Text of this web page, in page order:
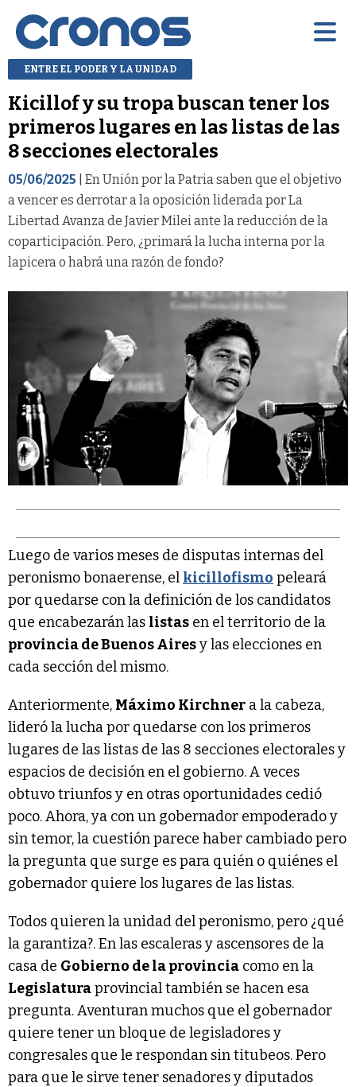
ENTRE EL PODER Y LA UNIDAD
Kicillof y su tropa buscan tener los
primeros lugares en las listas de las
8 secciones electorales
05/06/2025 | En Unión por la Patria saben que el objetivo
a vencer es derrotar a la oposición liderada por La
Libertad Avanza de Javier Milei ante la reducción de la
coparticipación. Pero, ¿primará la lucha interna por la
lapicera o habrá una razón de fondo?
Luego de varios meses de disputas internas del
peronismo bonaerense, el kicillofismo peleará
por quedarse con la definición de los candidatos
que encabezarán las listas en el territorio de la
provincia de Buenos Airesy las elecciones en
cada sección del mismo.
Anteriormente, Máximo Kirchner a la cabeza,
lideró la lucha por quedarse con los primeros
lugares de las listas de las 8 secciones electorales y
espacios de decisión en el gobierno. A veces
obtuvo triunfos y en otras oportunidades cedió
poco. Ahora, ya con un gobernador empoderado y
sin temor, la cuestión parece haber cambiado pero
la pregunta que surge es para quién o quiénes el
gobernador quiere los lugares de las listas.
Todos quieren la unidad del peronismo, pero ¿qué
la garantiza?. En las escaleras y ascensores de la
casa de Gobierno de la provincia como en la
Legislaturaprovincial también se hacen esa
pregunta. Aventuran muchos que el gobernador
quiere tener un bloque de legisladores y
congresales que le respondan sin titubeos. Pero
para que le sirve tener senadores y diputados